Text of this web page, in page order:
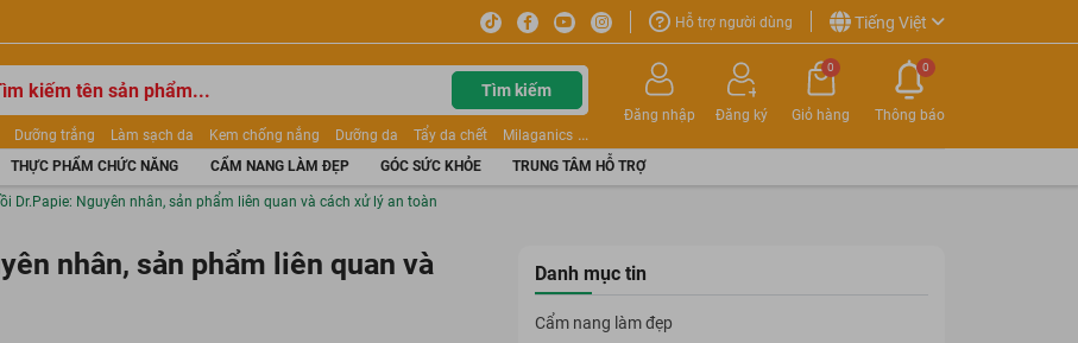
Hỗ trợ người dùng Tiếng Việt
Tìm kiếm
Dưỡng trắng Làm sạch da Kem chống nắng Dưỡng da Tẩy da chết
Milaganics
tẩy trang
Kem trang điểm Dưỡng trắng Dior Mỹ phẩm Mặt nạ
Tinh chất
rửa mặt
Đăng nhập Đăng ký
0
Giỏ hàng Thông báo
0
THỰC PHẨM CHỨC NĂNG CẨM NANG LÀM ĐẸP GÓC SỨC KHỎE TRUNG TÂM HỖ TRỢ
Dr.Papie: Nguyên nhân, sản phẩm liên quan và cách xử lý an toàn
nhân, sản phẩm liên quan và
Danh mục tin
Cẩm nang làm đẹp